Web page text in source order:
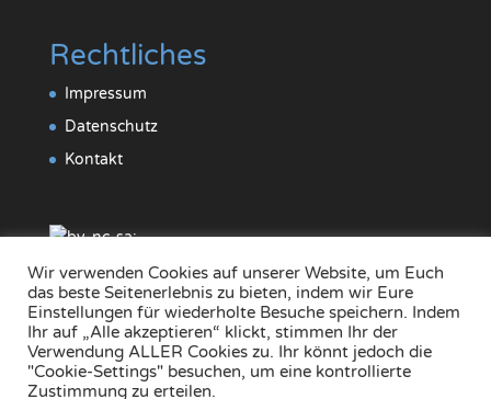
Rechtliches
Impressum
Datenschutz
Kontakt
Wir verwenden Cookies auf unserer Website, um Euch
das beste Seitenerlebnis zu bieten, indem wir Eure
Einstellungen für wiederholte Besuche speichern. Indem
Ihr auf „Alle akzeptieren“ klickt, stimmen Ihr der
Verwendung ALLER Cookies zu. Ihr könnt jedoch die
"Cookie-Settings" besuchen, um eine kontrollierte
Zustimmung zu erteilen.